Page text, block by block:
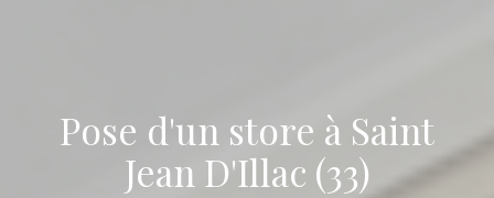
Pose d'un store à Saint
Jean D'Illac (33)